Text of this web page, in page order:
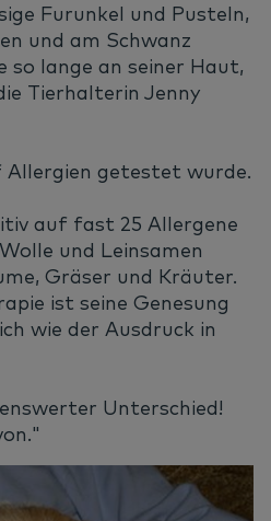
Furunkel und Pusteln,
und am Schwanz
so lange an seiner Haut,
Tierhalterin Jenny
Allergien getestet wurde.
auf fast 25 Allergene
und Leinsamen
Gräser und Kräuter.
ist seine Genesung
wie der Ausdruck in
Unterschied!